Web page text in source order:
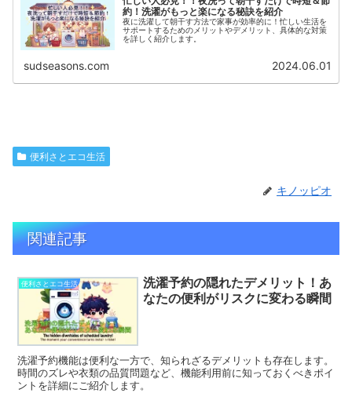
約！洗濯がもっと楽になる秘訣を紹介
夜に洗濯して朝干す方法で家事が効率的に！忙しい生活を
サポートするためのメリットやデメリット、具体的な対策
を詳しく紹介します。
sudseasons.com 2024.06.01
便利さとエコ生活
キノッピオ
関連記事
便利さとエコ生活
洗濯予約の隠れたデメリット！あ
なたの便利がリスクに変わる瞬間
洗濯予約機能は便利な一方で、知られざるデメリットも存在します。
時間のズレや衣類の品質問題など、機能利用前に知っておくべきポイ
ントを詳細にご紹介します。